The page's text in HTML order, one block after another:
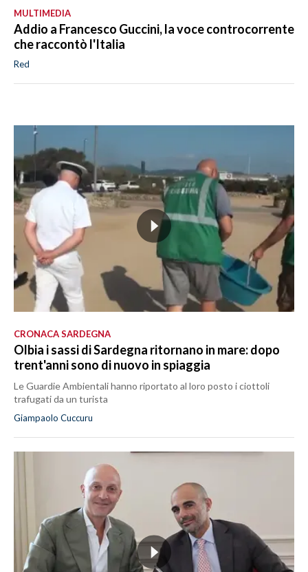
MULTIMEDIA
Addio a Francesco Guccini, la voce controcorrente
che raccontò l'Italia
Red
CRONACA SARDEGNA
Olbia i sassi di Sardegna ritornano in mare: dopo
trent'anni sono di nuovo in spiaggia
Le Guardie Ambientali hanno riportato al loro posto i ciottoli
trafugati da un turista
Giampaolo Cuccuru